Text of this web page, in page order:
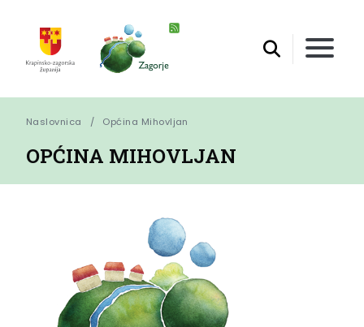
Naslovnica Općina Mihovljan
OPĆINA MIHOVLJAN